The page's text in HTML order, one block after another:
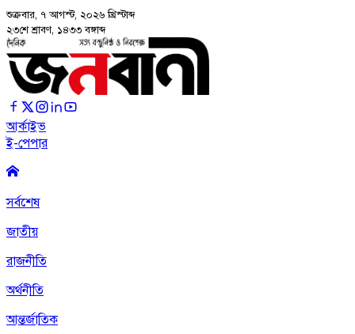
শুক্রবার, ৭ আগস্ট, ২০২৬ খ্রিস্টাব্দ
২৩শে শ্রাবণ, ১৪৩৩ বঙ্গাব্দ
আর্কাইভ
ই-পেপার
সর্বশেষ
জাতীয়
রাজনীতি
অর্থনীতি
আন্তর্জাতিক